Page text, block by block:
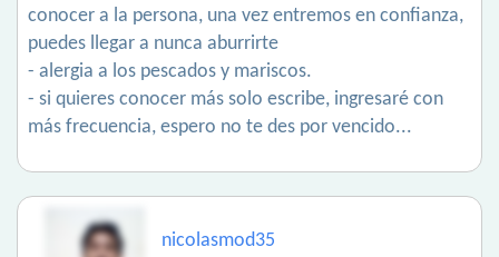
conocer a la persona, una vez entremos en confianza,
puedes llegar a nunca aburrirte
- alergia a los pescados y mariscos.
- si quieres conocer más solo escribe, ingresaré con
más frecuencia, espero no te des por vencido...
nicolasmod35